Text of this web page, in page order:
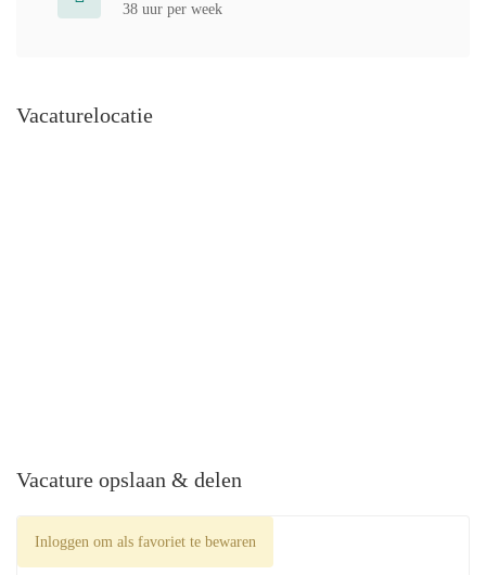
38 uur per week
Vacaturelocatie
Vacature opslaan & delen
Inloggen om als favoriet te bewaren